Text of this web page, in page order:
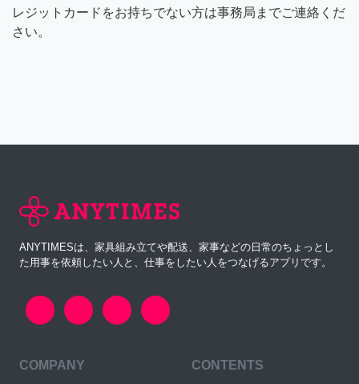
レジットカードをお持ちでない方は事務局までご連絡くだ
さい。
ANYTIMESは、家具組み立てや配送、家事などの日常のちょっとし
た用事を依頼したい人と、仕事をしたい人をつなげるアプリです。
COMPANY CONTENTS